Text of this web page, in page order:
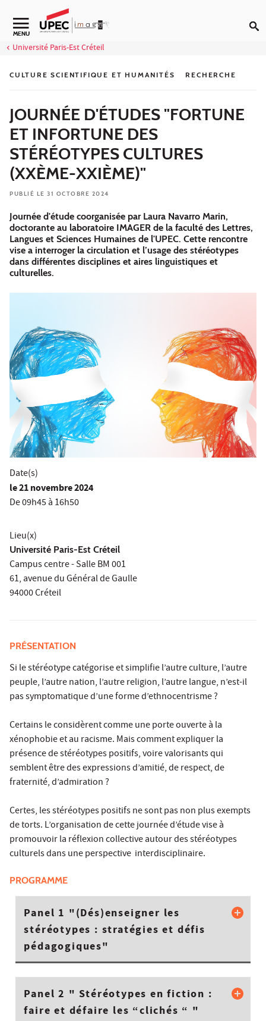
Aller au contenu
Navigation secondaire
MENU
Université Paris-Est Créteil
CULTURE SCIENTIFIQUE ET HUMANITÉS RECHERCHE
JOURNÉE D'ÉTUDES "FORTUNE
ET INFORTUNE DES
STÉRÉOTYPES CULTURES
(XXÈME-XXIÈME)"
PUBLIÉ LE 31 OCTOBRE 2024
Journée d'étude coorganisée par Laura Navarro Marin,
doctorante au laboratoire IMAGER de la faculté des Lettres,
Langues et Sciences Humaines de l'UPEC. Cette rencontre
vise a interroger la circulation et l’usage des stéréotypes
dans différentes disciplines et aires linguistiques et
culturelles.
Date(s)
le21 novembre 2024
De 09h45 à 16h50
Lieu(x)
Université Paris-Est Créteil
Campus centre - Salle BM 001
61, avenue du Général de Gaulle
94000 Créteil
PRÉSENTATION
Si le stéréotype catégorise et simplifie l’autre culture, l’autre
peuple, l’autre nation, l’autre religion, l’autre langue, n’est-il
pas symptomatique d’une forme d’ethnocentrisme ?
Certains le considèrent comme une porte ouverte à la
xénophobie et au racisme. Mais comment expliquer la
présence de stéréotypes positifs, voire valorisants qui
semblent être des expressions d’amitié, de respect, de
fraternité, d’admiration ?
Certes, les stéréotypes positifs ne sont pas non plus exempts
de torts. L’organisation de cette journée d’étude vise à
promouvoir la réflexion collective autour des stéréotypes
culturels dans une perspective interdisciplinaire.
PROGRAMME
Panel 1 "(Dés)enseigner les
stéréotypes : stratégies et défis
pédagogiques"
Panel 2 " Stéréotypes en fiction :
faire et défaire les “clichés “ "